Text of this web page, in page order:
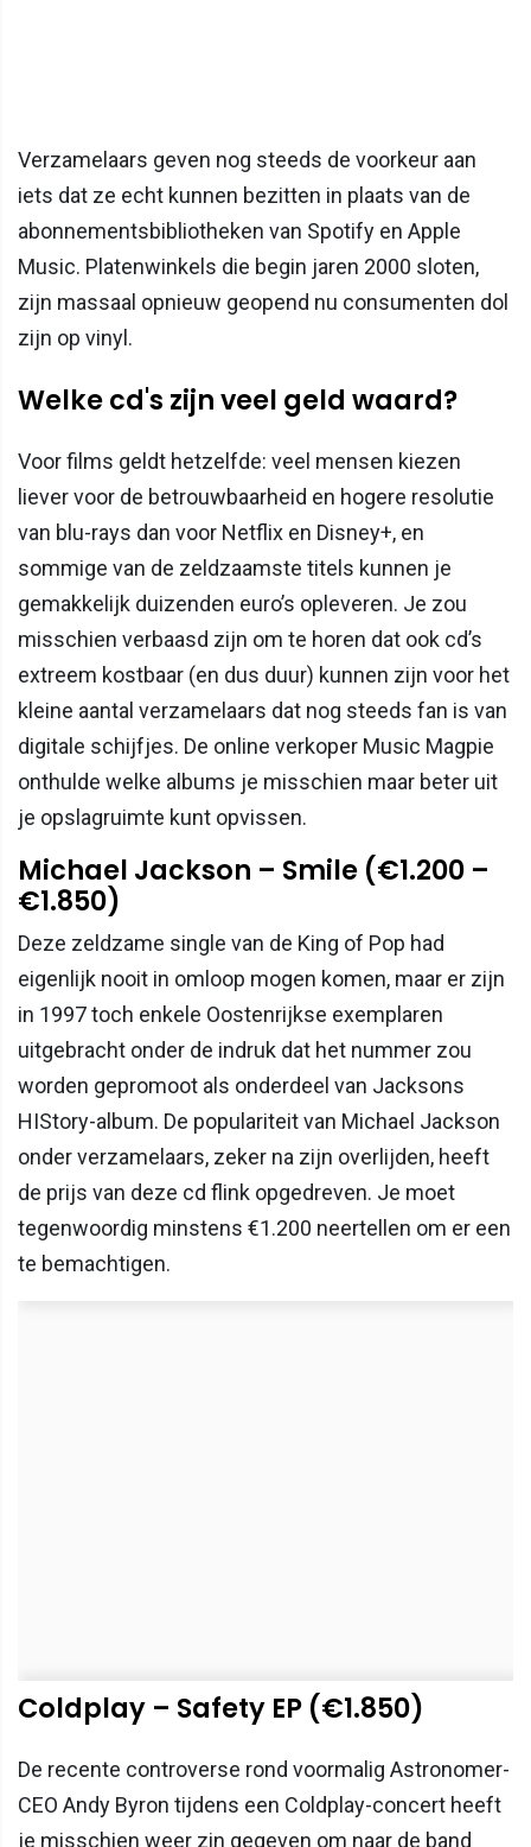
Verzamelaars geven nog steeds de voorkeur aan
iets dat ze echt kunnen bezitten in plaats van de
abonnementsbibliotheken van Spotify en Apple
Music. Platenwinkels die begin jaren 2000 sloten,
zijn massaal opnieuw geopend nu consumenten dol
zijn op vinyl.
Welke cd's zijn veel geld waard?
Voor films geldt hetzelfde: veel mensen kiezen
liever voor de betrouwbaarheid en hogere resolutie
van blu-rays dan voor Netflix en Disney+, en
sommige van de zeldzaamste titels kunnen je
gemakkelijk duizenden euro’s opleveren. Je zou
misschien verbaasd zijn om te horen dat ook cd’s
extreem kostbaar (en dus duur) kunnen zijn voor het
kleine aantal verzamelaars dat nog steeds fan is van
digitale schijfjes. De online verkoper Music Magpie
onthulde welke albums je misschien maar beter uit
je opslagruimte kunt opvissen.
Michael Jackson – Smile (€1.200 –
€1.850)
Deze zeldzame single van de King of Pop had
eigenlijk nooit in omloop mogen komen, maar er zijn
in 1997 toch enkele Oostenrijkse exemplaren
uitgebracht onder de indruk dat het nummer zou
worden gepromoot als onderdeel van Jacksons
HIStory-album. De populariteit van Michael Jackson
onder verzamelaars, zeker na zijn overlijden, heeft
de prijs van deze cd flink opgedreven. Je moet
tegenwoordig minstens €1.200 neertellen om er een
te bemachtigen.
Coldplay – Safety EP (€1.850)
De recente controverse rond voormalig Astronomer-
CEO Andy Byron tijdens een Coldplay-concert heeft
je misschien weer zin gegeven om naar de band